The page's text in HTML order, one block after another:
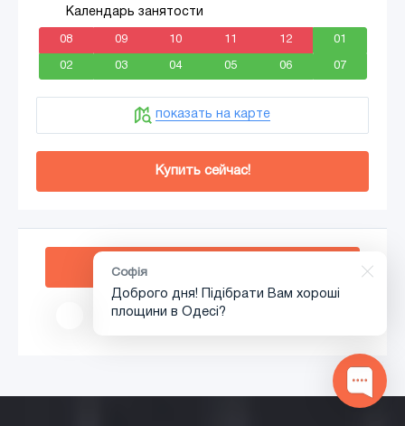
Календарь занятости
08 09 10 11 12 01
02 03 04 05 06 07
показать на карте
Купить сейчас!
Добавить в корзину
Показать ещё
1
Софія
Доброго дня! Підібрати Вам хороші
площини в Одесі?